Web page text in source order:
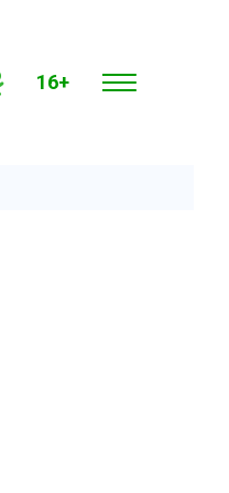
16+